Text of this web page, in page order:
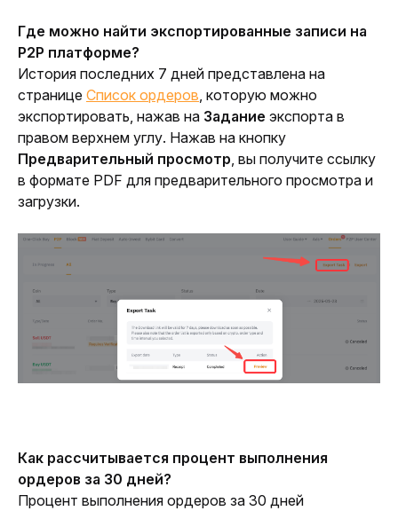
Где можно найти экспортированные записи на
P2P платформе?
История последних 7 дней представлена на
странице Список ордеров, которую можно
экспортировать, нажав на Задание экспорта в
Предварительный просмотр, вы получите ссылку
в формате PDF для предварительного просмотра и
загрузки.
Как рассчитывается процент выполнения
ордеров за 30 дней?
Процент выполнения ордеров за 30 дней